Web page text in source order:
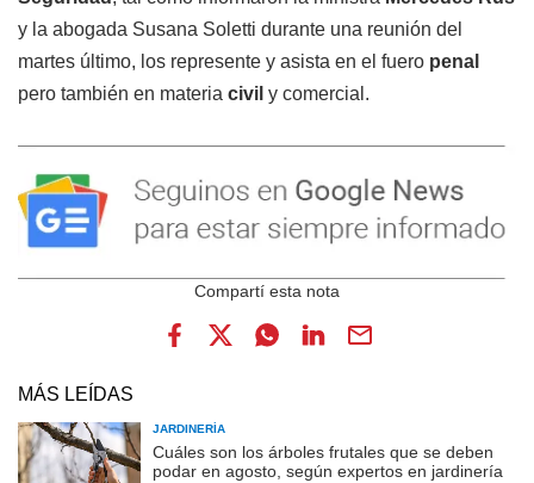
y la abogada Susana Soletti durante una reunión del
martes último, los represente y asista en el fuero penal
pero también en materia civil y comercial.
MÁS LEÍDAS
JARDINERÍA
Cuáles son los árboles frutales que se deben
podar en agosto, según expertos en jardinería